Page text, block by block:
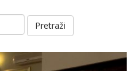
Pretraži: